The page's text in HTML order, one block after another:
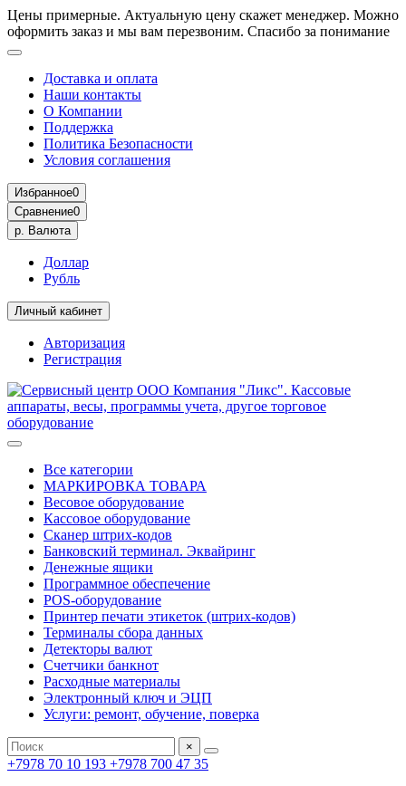
Цены примерные. Актуальную цену скажет менеджер. Можно
оформить заказ и мы вам перезвоним. Спасибо за понимание
Доставка и оплата
Наши контакты
О Компании
Поддержка
Политика Безопасности
Условия соглашения
Избранное0
Сравнение0
р. Валюта
Доллар
Рубль
Личный кабинет
Авторизация
Регистрация
Все категории
МАРКИРОВКА ТОВАРА
Весовое оборудование
Кассовое оборудование
Сканер штрих-кодов
Банковский терминал. Эквайринг
Денежные ящики
Программное обеспечение
POS-оборудование
Принтер печати этикеток (штрих-кодов)
Терминалы сбора данных
Детекторы валют
Счетчики банкнот
Расходные материалы
Электронный ключ и ЭЦП
Услуги: ремонт, обучение, поверка
×
+7978 70 10 193 +7978 700 47 35